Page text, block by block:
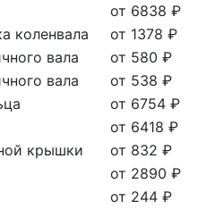
от 6838 ₽
коленвала
от 1378 ₽
вала
от 580 ₽
вала
от 538 ₽
от 6754 ₽
от 6418 ₽
крышки
от 832 ₽
от 2890 ₽
от 244 ₽